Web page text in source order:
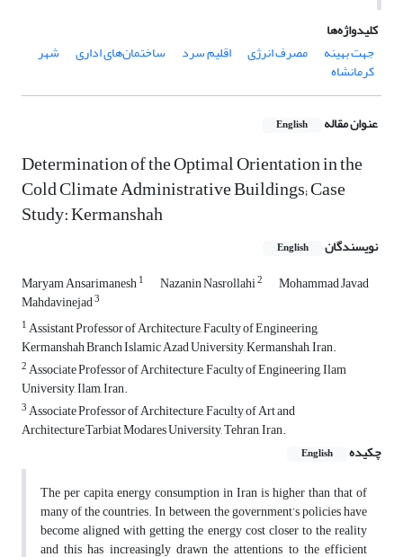
کلیدواژه‌ها
جهت بهینه
مصرف انرژی اقلیم سرد ساختمان‌های اداری شهر
کرمانشاه
عنوان مقاله English
Determination of the Optimal Orientation in the
Cold Climate Administrative Buildings; Case
Study: Kermanshah
نویسندگان English
Maryam Ansarimanesh1 Nazanin Nasrollahi2 Mohammad Javad
Mahdavinejad3
1Assistant Professor of Architecture, Faculty of Engineering,
Kermanshah Branch Islamic Azad University, Kermanshah, Iran.
2Associate Professor of Architecture, Faculty of Engineering, Ilam
University, Ilam, Iran.
3Associate Professor of Architecture, Faculty of Art and
Architecture,Tarbiat Modares University, Tehran, Iran.
چکیده
English
The per capita energy consumption in Iran is higher than that of
many of the countries. In between, the government’s policies have
become aligned with getting the energy cost closer to the reality
and this has increasingly drawn the attentions to the efficient